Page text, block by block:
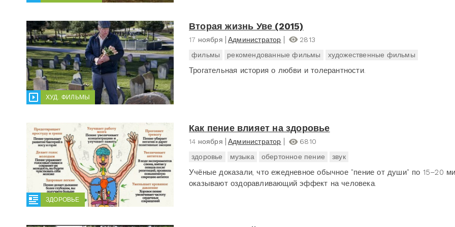
ХУД. ФИЛЬМЫ
Вторая жизнь Уве (2015)
17 ноября Администратор
2813
фильмы
рекомендованные фильмы художественные фильмы
Трогательная история о любви и толерантности.
ЗДОРОВЬЕ
Как пение влияет на здоровье
14 ноября Администратор
6810
здоровье
музыка обертонное пение звук
Учёные доказали, что ежедневное обычное "пение от души" по 15–20
оказывают оздоравливающий эффект на человека.